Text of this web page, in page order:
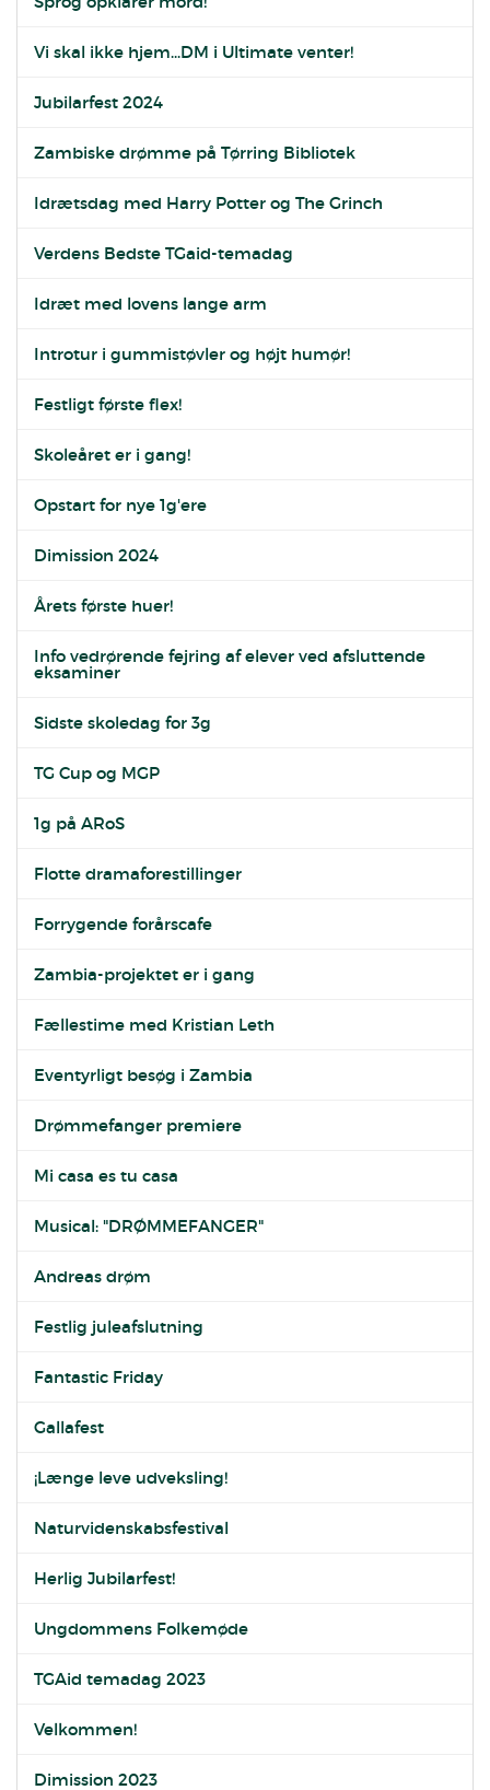
Vi skal ikke hjem...DM i Ultimate venter!
Jubilarfest 2024
Zambiske drømme på Tørring Bibliotek
Idrætsdag med Harry Potter og The Grinch
Verdens Bedste TGaid-temadag
Idræt med lovens lange arm
Introtur i gummistøvler og højt humør!
Festligt første flex!
Skoleåret er i gang!
Opstart for nye 1g'ere
Dimission 2024
Årets første huer!
Info vedrørende fejring af elever ved afsluttende
eksaminer
Sidste skoledag for 3g
TG Cup og MGP
1g på ARoS
Flotte dramaforestillinger
Forrygende forårscafe
Zambia-projektet er i gang
Fællestime med Kristian Leth
Eventyrligt besøg i Zambia
Drømmefanger premiere
Mi casa es tu casa
Musical: "DRØMMEFANGER"
Andreas drøm
Festlig juleafslutning
Fantastic Friday
Gallafest
¡Længe leve udveksling!
Naturvidenskabsfestival
Herlig Jubilarfest!
Ungdommens Folkemøde
TGAid temadag 2023
Velkommen!
Dimission 2023